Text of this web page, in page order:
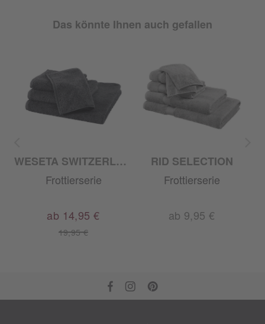
Das könnte Ihnen auch gefallen
WESETA SWITZERLAND
Frottierserie
19,95 €
ab 14,95 €
RID SELECTION
Frottierserie
ab 9,95 €